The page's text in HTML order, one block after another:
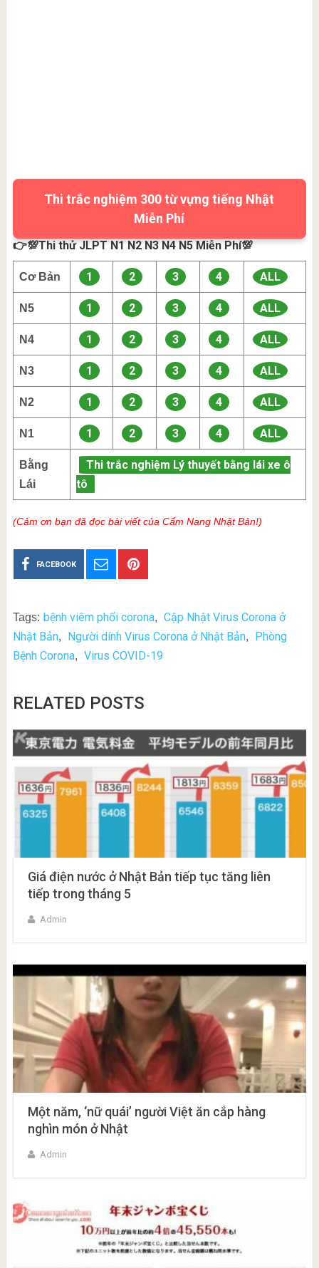
Thi trắc nghiệm 300 từ vựng tiếng Nhật
Miễn Phí
👉💯Thi thử JLPT N1 N2 N3 N4 N5 Miễn Phí💯
Cơ Bản 1 2 3 4 ALL
N5 1 2 3 4 ALL
N4 1 2 3 4 ALL
N3 1 2 3 4 ALL
N2 1 2 3 4 ALL
N1 1 2 3 4 ALL
Bằng
Lái
Thi trắc nghiệm Lý thuyết bằng lái xe ô
tô
(Cảm ơn bạn đã đọc bài viết của Cẩm Nang Nhật Bản!)
FACEBOOK
Tags: bệnh viêm phổi corona, Cập Nhật Virus Corona ở
Nhật Bản, Người dính Virus Corona ở Nhật Bản,
Phòng
Bệnh Corona, Virus COVID-19
RELATED POSTS
Giá điện nước ở Nhật Bản tiếp tục tăng liên
tiếp trong tháng 5
Admin
Một năm, ‘nữ quái’ người Việt ăn cắp hàng
nghìn món ở Nhật
Admin